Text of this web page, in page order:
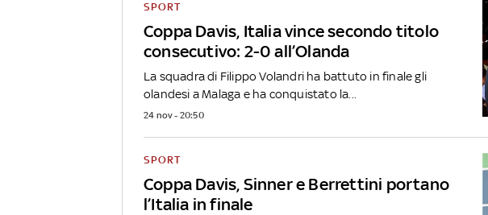
Coppa Davis, Italia vince secondo titolo
consecutivo: 2-0 all’Olanda
SPORT
La squadra di Filippo Volandri ha battuto in finale gli
olandesi a Malaga e ha conquistato la...
24 nov - 20:50
Coppa Davis, Sinner e Berrettini portano
l’Italia in finale
SPORT